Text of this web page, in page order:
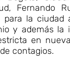
Fernando
para la ciudad
y además la
en
contagios.